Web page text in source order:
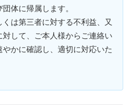
体に帰属します。
は第三者に対する不利益、又
対して、ご本人様からご連絡い
やかに確認し、適切に対応いた